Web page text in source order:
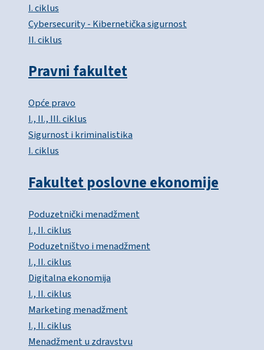
I. ciklus
Cybersecurity - Kibernetička sigurnost
II. ciklus
Pravni fakultet
Opće pravo
I., II., III. ciklus
Sigurnost i kriminalistika
I. ciklus
Fakultet poslovne ekonomije
Poduzetnički menadžment
I., II. ciklus
Poduzetništvo i menadžment
I., II. ciklus
Digitalna ekonomija
I., II. ciklus
Marketing menadžment
I., II. ciklus
Menadžment u zdravstvu